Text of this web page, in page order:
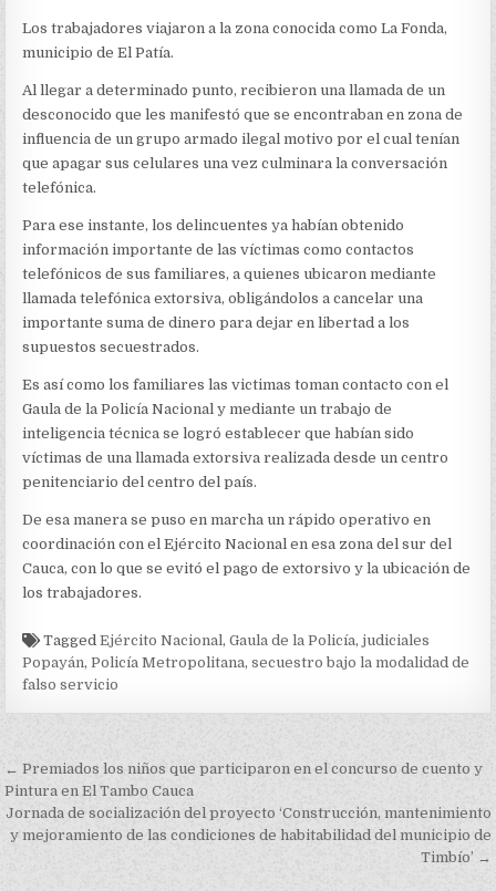
Los trabajadores viajaron a la zona conocida como La Fonda,
municipio de El Patía.
Al llegar a determinado punto, recibieron una llamada de un
desconocido que les manifestó que se encontraban en zona de
influencia de un grupo armado ilegal motivo por el cual tenían
que apagar sus celulares una vez culminara la conversación
telefónica.
Para ese instante, los delincuentes ya habían obtenido
información importante de las víctimas como contactos
telefónicos de sus familiares, a quienes ubicaron mediante
llamada telefónica extorsiva, obligándolos a cancelar una
importante suma de dinero para dejar en libertad a los
supuestos secuestrados.
Es así como los familiares las victimas toman contacto con el
Gaula de la Policía Nacional y mediante un trabajo de
inteligencia técnica se logró establecer que habían sido
víctimas de una llamada extorsiva realizada desde un centro
penitenciario del centro del país.
De esa manera se puso en marcha un rápido operativo en
coordinación con el Ejército Nacional en esa zona del sur del
Cauca, con lo que se evitó el pago de extorsivo y la ubicación de
los trabajadores.
TaggedEjército Nacional,Gaula de la Policía,judiciales
Popayán,Policía Metropolitana,secuestro bajo la modalidad de
falso servicio
Navegación
de
entradas
← Premiados los niños que participaron en el concurso de cuento y
Pintura en El Tambo Cauca
Jornada de socialización del proyecto ‘Construcción, mantenimiento
y mejoramiento de las condiciones de habitabilidad del municipio de
Timbío’ →